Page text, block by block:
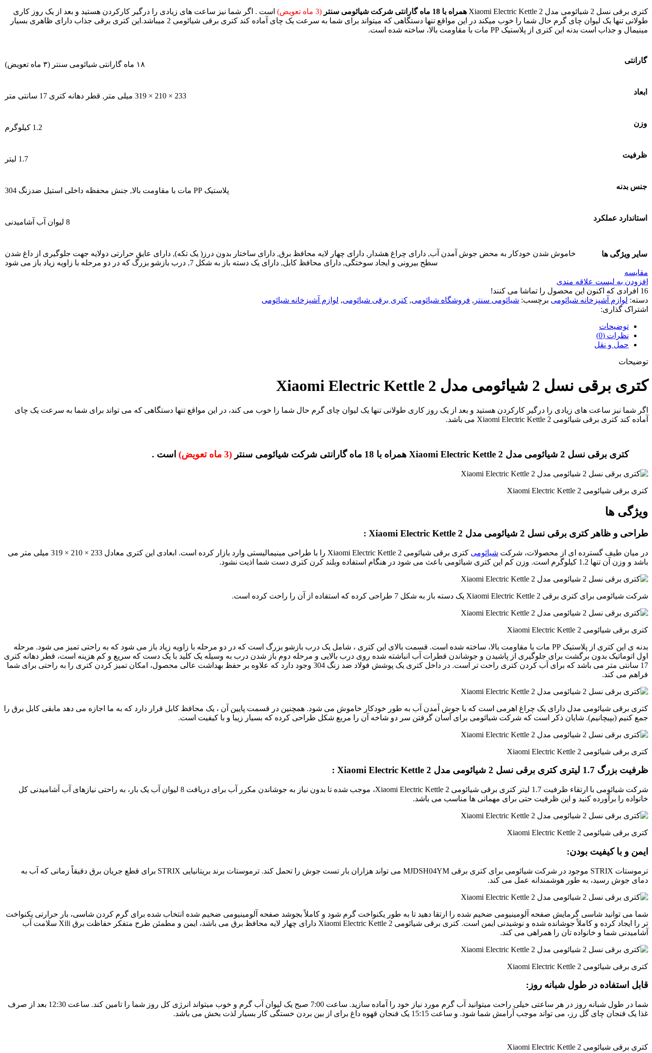
کتری برقی نسل 2 شیائومی مدل Xiaomi Electric Kettle 2 همراه با 18 ماه گارانتی شرکت شیائومی سنتر (3 ماه تعویض)
است . اگر شما نیز ساعت های زیادی را درگیر کارکردن هستید و بعد از یک روز کاری
طولانی تنها یک لیوان چای گرم حال شما را خوب میکند در این مواقع تنها دستگاهی که میتواند برای شما به سرعت یک چای آماده کند کتری برقی شیائومی 2 میباشد.این کتری برقی جذاب دارای ظاهری بسیار
مینیمال و جذاب است بدنه این کترى از پلاستیک PP مات با مقاومت بالا، ساخته شده است.
گارانتی ۱۸ ماه گارانتی شیائومی سنتر (۳ ماه تعویض)
ابعاد 233 × 210 × 319 میلی متر, قطر دهانه کتری 17 سانتی متر
وزن 1.2 کیلوگرم
ظرفیت 1.7 لیتر
جنس بدنه پلاستیک PP مات با مقاومت بالا, جنش محفظه داخلی استیل ضدزنگ 304
استاندارد عملکرد 8 لیوان آب آشامیدنی
سایر ویژگی ها
خاموش شدن خودکار به محض جوش آمدن آب, دارای چراغ هشدار, دارای چهار لایه محافظ برق, دارای ساختار بدون درز( یک تکه), دارای عایق حرارتی دولایه جهت جلوگیری از داغ شدن
سطح بیرونی و ایجاد سوختگی, دارای محافظ کابل, دارای یک دسته باز به شکل 7, درب بازشو بزرگ که در دو مرحله با زاویه زیاد باز می شود
مقایسه
افزودن به لیست علاقه مندی
16 افرادی که اکنون این محصول را تماشا می کنند!
دسته: لوازم آشپزخانه شیائومی برچسب: شیائومی سنتر , فروشگاه شیائومی, کتری برقی شیائومی, لوازم آشپزخانه شیائومی
اشتراک گذاری:
توضیحات
نظرات (0)
حمل و نقل
توضیحات
کتری برقی نسل 2 شیائومی مدل Xiaomi Electric Kettle 2
اگر شما نیز ساعت های زیادی را درگیر کارکردن هستید و بعد از یک روز کاری طولانی تنها یک لیوان چای گرم حال شما را خوب می کند، در این مواقع تنها دستگاهی که می تواند برای شما به سرعت یک چای
آماده کند کتری برقی شیائومی Xiaomi Electric Kettle 2 می باشد.
کتری برقی نسل 2 شیائومی مدل Xiaomi Electric Kettle 2 همراه با 18 ماه گارانتی شرکت شیائومی سنتر (3 ماه تعویض) است .
کتری برقی شیائومی Xiaomi Electric Kettle 2
ویژگی ها
طراحی و ظاهر کتری برقی نسل 2 شیائومی مدل Xiaomi Electric Kettle 2 :
در میان طیف گسترده اى از محصولات، شرکت شیائومی
کتری برقی شیائومی Xiaomi Electric Kettle 2 را با طراحی مینیمالیستی وارد بازار کرده است. ابعادی این کتری معادل 233 × 210 × 319 میلی متر می
باشد و وزن آن تنها 1.2 کیلوگرم است. وزن کم این کتری شیائومی باعث می شود در هنگام استفاده وبلند کرن کتری دست شما اذیت نشود.
شرکت شیائومی برای کتری برقی Xiaomi Electric Kettle 2 یک دسته باز به شکل 7 طراحی کرده که استفاده از آن را راحت کرده است.
کتری برقی شیائومی Xiaomi Electric Kettle 2
بدنه ی این کترى از پلاستیک PP مات با مقاومت بالا، ساخته شده است. قسمت بالاى این کترى ، شامل یک درب بازشو بزرگ است که در دو مرحله با زاویه زیاد باز می شود که به راحتی تمیز می شود. مرحله
اول اتوماتیک بدون برگشت برای جلوگیری از پاشیدن و جوشاندن قطرات آب انباشته شده روی درب بالایی و مرحله دوم باز شدن درب به وسیله یک کلید با یک دست که سریع و کم هزینه است، قطر دهانه کتری
17 سانتی متر می باشد که برای آب کردن کتری راحت تر است. در داخل کترى یک پوشش فولاد ضد زنگ 304 وجود دارد که علاوه بر حفظ بهداشت عالی محصول، امکان تمیز کردن کترى را به راحتی برای شما
فراهم می کند.
کتری برقی شیائومی مدل دارای یک چراغ اهرمی است که با جوش آمدن آب به طور خودکار خاموش می شود. همچنین در قسمت پایین آن ، یک محافظ کابل قرار دارد که به ما اجازه می دهد مابقی کابل برق را
جمع کنیم (بپیچانیم). شایان ذکر است که شرکت شیائومی برای آسان گرفتن سر دو شاخه آن را مربع شکل طراحی کرده که بسیار زیبا و با کیفیت است.
کتری برقی شیائومی Xiaomi Electric Kettle 2
ظرفیت بزرگ 1.7 لیتری کتری برقی نسل 2 شیائومی مدل Xiaomi Electric Kettle 2 :
شرکت شیائومی با ارتقاء ظرفیت 1.7 لیتر کتری برقی شیائومی Xiaomi Electric Kettle 2، موجب شده تا بدون نیاز به جوشاندن مکرر آب برای دریافت 8 لیوان آب یک بار، به راحتی نیازهای آب آشامیدنی کل
خانواده را برآورده کنید و این ظرفیت حتی برای مهمانی ها مناسب می باشد.
کتری برقی شیائومی Xiaomi Electric Kettle 2
ایمن و با کیفیت بودن:
ترموستات STRIX موجود در شرکت شیائومی برای کتری برقی MJDSH04YM می تواند هزاران بار تست جوش را تحمل کند. ترموستات برند بریتانیایی STRIX برای قطع جریان برق دقیقاً زمانی که آب به
دمای جوش رسید، به طور هوشمندانه عمل می کند.
شما می توانید شاسی گرمایش صفحه آلومینیومی ضخیم شده را ارتقا دهید تا به طور یکنواخت گرم شود و کاملاً بجوشد صفحه آلومینیومی ضخیم شده انتخاب شده برای گرم کردن شاسی، بار حرارتی یکنواخت
تر را ایجاد کرده و کاملاً جوشانده شده و نوشیدنی ایمن است. کتری برقی شیائومی Xiaomi Electric Kettle 2 دارای چهار لایه محافظ برق می باشد، ایمن و مطمئن طرح متفکر حفاظت برق Xili سلامت آب
آشامیدنی شما و خانواده تان را همراهی می کند.
کتری برقی شیائومی Xiaomi Electric Kettle 2
قابل استفاده در طول شبانه روز:
شما در طول شبانه روز در هر ساعتی خیلی راحت میتوانید آب گرم مورد نیاز خود را آماده سازید. ساعت 7:00 صبح یک لیوان آب گرم و خوب میتواند انرژی کل روز شما را تامین کند. ساعت 12:30 بعد از صرف
غذا یک فنجان چای گل رز، می تواند موجب آرامش شما شود. و ساعت 15:15 یک فنجان قهوه داغ برای از بین بردن خستگی کار بسیار لذت بخش می باشد.
کتری برقی شیائومی Xiaomi Electric Kettle 2